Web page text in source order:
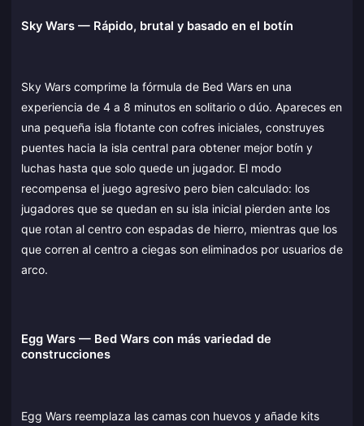
Sky Wars — Rápido, brutal y basado en el botín
Sky Wars comprime la fórmula de Bed Wars en una
experiencia de 4 a 8 minutos en solitario o dúo. Apareces en
una pequeña isla flotante con cofres iniciales, construyes
puentes hacia la isla central para obtener mejor botín y
luchas hasta que solo quede un jugador. El modo
recompensa el juego agresivo pero bien calculado: los
jugadores que se quedan en su isla inicial pierden ante los
que rotan al centro con espadas de hierro, mientras que los
que corren al centro a ciegas son eliminados por usuarios de
arco.
Egg Wars — Bed Wars con más variedad de
construcciones
Egg Wars reemplaza las camas con huevos y añade kits